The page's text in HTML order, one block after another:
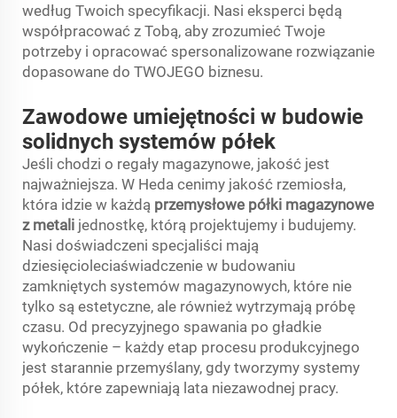
według Twoich specyfikacji. Nasi eksperci będą
współpracować z Tobą, aby zrozumieć Twoje
potrzeby i opracować spersonalizowane rozwiązanie
dopasowane do TWOJEGO biznesu.
Zawodowe umiejętności w budowie
solidnych systemów półek
Jeśli chodzi o regały magazynowe, jakość jest
najważniejsza. W Heda cenimy jakość rzemiosła,
która idzie w każdą przemysłowe półki magazynowe
z metali jednostkę, którą projektujemy i budujemy.
Nasi doświadczeni specjaliści mają
dziesięcioleciaświadczenie w budowaniu
zamkniętych systemów magazynowych, które nie
tylko są estetyczne, ale również wytrzymają próbę
czasu. Od precyzyjnego spawania po gładkie
wykończenie – każdy etap procesu produkcyjnego
jest starannie przemyślany, gdy tworzymy systemy
półek, które zapewniają lata niezawodnej pracy.